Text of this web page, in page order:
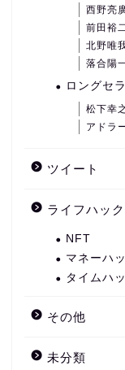
西野亮
前田裕
北野唯
落合陽
ロングセ
松下幸
アドラ
ツイート
ライフハック
NFT
マネーハ
タイムハ
その他
未分類